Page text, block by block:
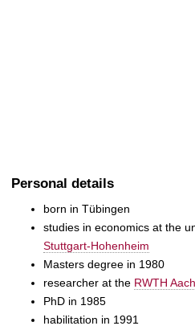
Personal details
born in Tübingen
studies in economics at the
Stuttgart-Hohenheim
Masters degree in 1980
researcher at the RWTH
PhD in 1985
habilitation in 1991